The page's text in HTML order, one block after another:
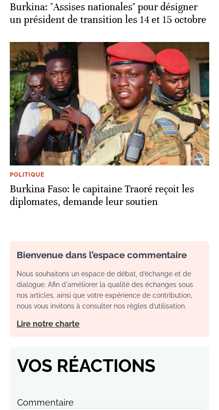
Burkina: "Assises nationales" pour désigner
un président de transition les 14 et 15 octobre
POLITIQUE
Burkina Faso: le capitaine Traoré reçoit les
diplomates, demande leur soutien
Bienvenue dans l’espace commentaire
Nous souhaitons un espace de débat, d’échange et de
dialogue. Afin d'améliorer la qualité des échanges sous
nos articles, ainsi que votre expérience de contribution,
nous vous invitons à consulter nos règles d’utilisation.
Lire notre charte
VOS RÉACTIONS
Commentaire